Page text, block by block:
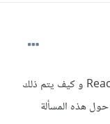
هل يمكن إضافة طرق الدفع لتطبيق React Native و كيف يتم ذلك
هذه المسألة